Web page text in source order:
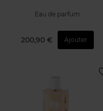
Eau de parfum
200,90 € Ajouter